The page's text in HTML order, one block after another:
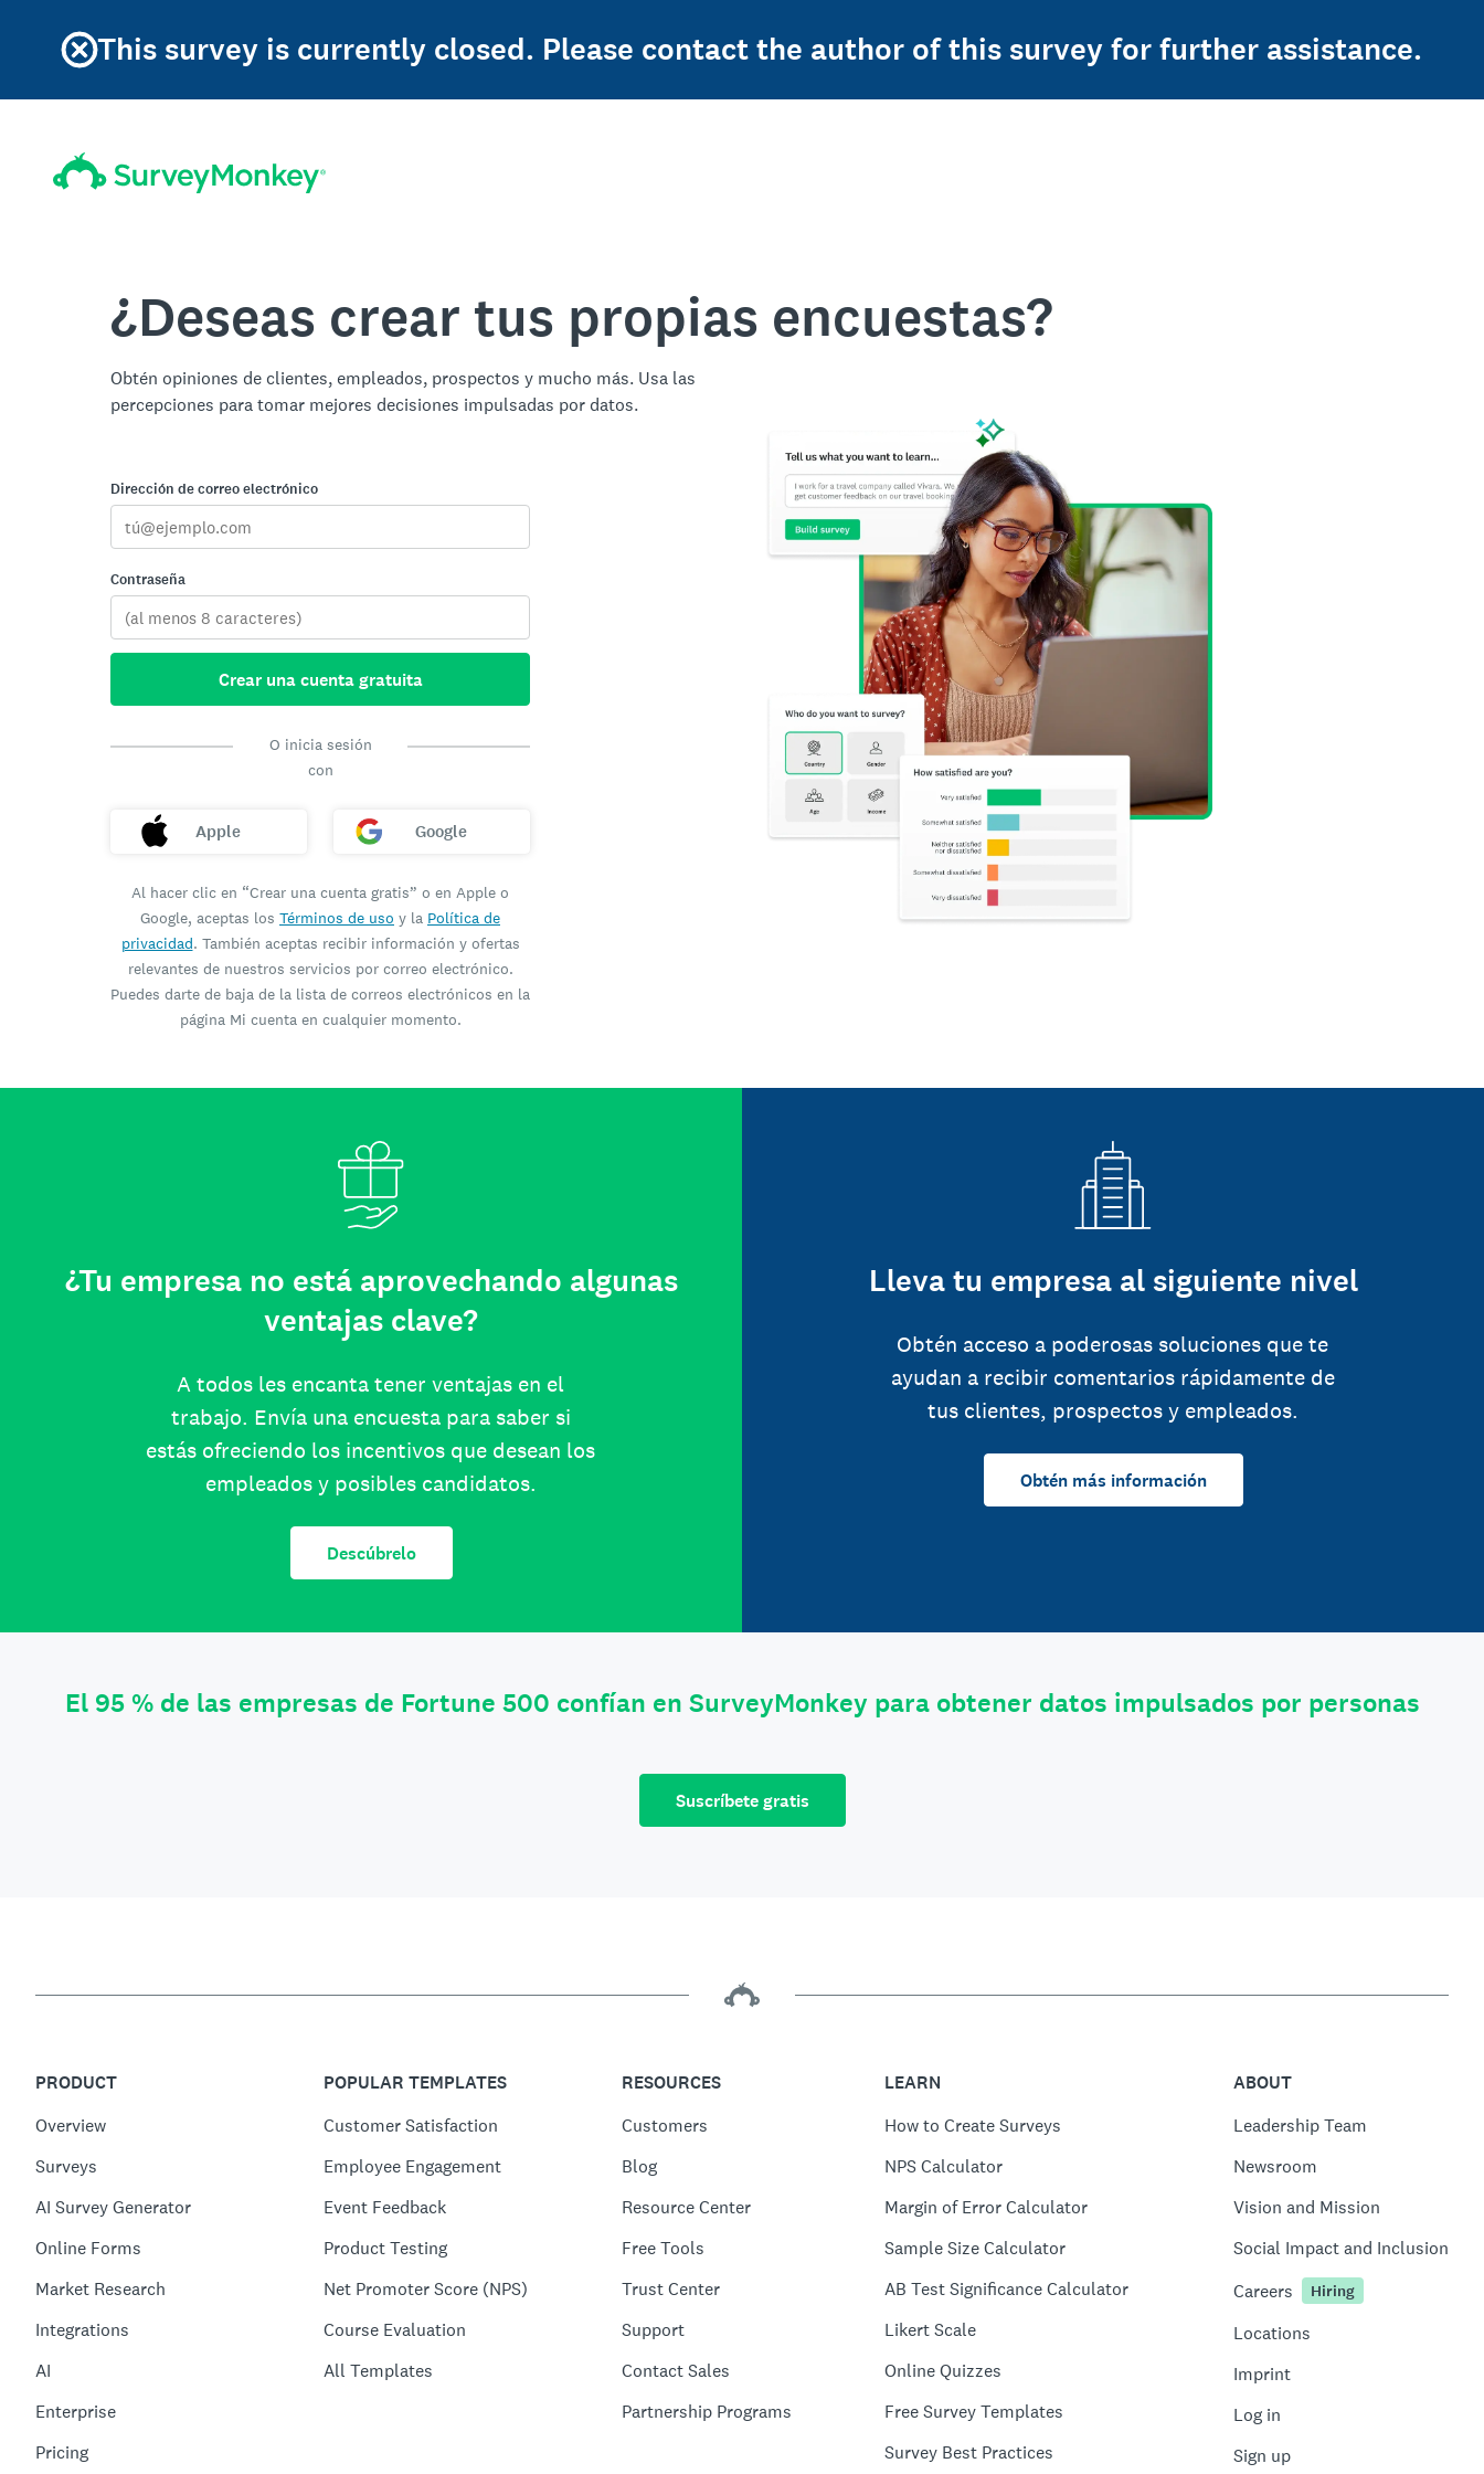
This survey is currently closed. Please contact the author of this survey for further assistance.
¿Deseas crear tus propias encuestas?
Obtén opiniones de clientes, empleados, prospectos y mucho más. Usa las
percepciones para tomar mejores decisiones impulsadas por datos.
Dirección de correo electrónico
Contraseña
Crear una cuenta gratuita
O inicia sesión
con
Apple Google
Al hacer clic en “Crear una cuenta gratis” o en Apple o
Google, aceptas los Términos de uso y la Política de
privacidad. También aceptas recibir información y ofertas
relevantes de nuestros servicios por correo electrónico.
Puedes darte de baja de la lista de correos electrónicos en la
página Mi cuenta en cualquier momento.
¿Tu empresa no está aprovechando algunas
ventajas clave?
A todos les encanta tener ventajas en el
trabajo. Envía una encuesta para saber si
estás ofreciendo los incentivos que desean los
empleados y posibles candidatos.
Descúbrelo
Lleva tu empresa al siguiente nivel
Obtén acceso a poderosas soluciones que te
ayudan a recibir comentarios rápidamente de
tus clientes, prospectos y empleados.
Obtén más información
El 95 % de las empresas de Fortune 500 confían en SurveyMonkey para obtener datos impulsados por personas
Suscríbete gratis
PRODUCT
Overview
Surveys
AI Survey Generator
Online Forms
Market Research
Integrations
AI
Enterprise
Pricing
POPULAR TEMPLATES
Customer Satisfaction
Employee Engagement
Event Feedback
Product Testing
Net Promoter Score (NPS)
Course Evaluation
All Templates
RESOURCES
Customers
Blog
Resource Center
Free Tools
Trust Center
Support
Contact Sales
Partnership Programs
LEARN
How to Create Surveys
NPS Calculator
Margin of Error Calculator
Sample Size Calculator
AB Test Significance Calculator
Likert Scale
Online Quizzes
Free Survey Templates
Survey Best Practices
ABOUT
Leadership Team
Newsroom
Vision and Mission
Social Impact and Inclusion
Careers
Hiring
Locations
Imprint
Log in
Sign up